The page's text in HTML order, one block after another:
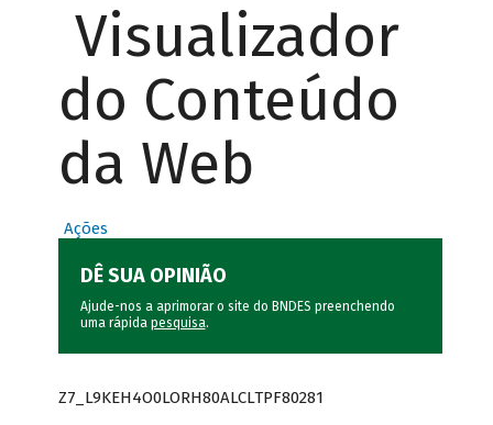
Visualizador
do Conteúdo
da Web
Ações
DÊ SUA OPINIÃO
Ajude-nos a aprimorar o site do BNDES preenchendo
uma rápida pesquisa.
Z7_L9KEH4O0LORH80ALCLTPF80281